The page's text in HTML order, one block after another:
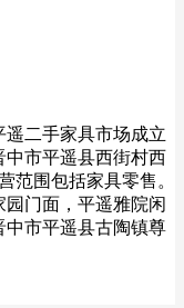
二手家具市场成立
中市平遥县西街村西
范围包括家具零售。
门面，平遥雅院闲
中市平遥县古陶镇尊